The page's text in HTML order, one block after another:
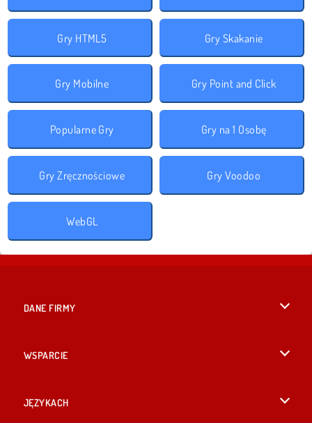
Gry HTML5 Gry Skakanie
Gry Mobilne Gry Point and Click
Popularne Gry Gry na 1 Osobę
Gry Zręcznościowe Gry Voodoo
WebGL
DANE FIRMY
WSPARCIE
JĘZYKACH